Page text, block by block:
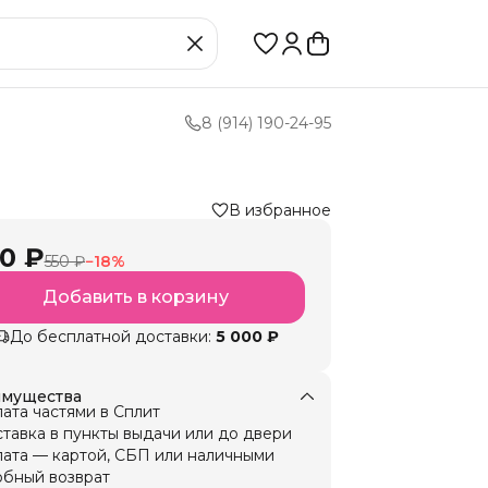
8 (914) 190-24-95
В избранное
₽550 ₽−18%
Добавить в корзину
До бесплатной доставки: 5 000 ₽
частями в Сплит
в пункты выдачи или до двери
— картой, СБП или наличными
возврат